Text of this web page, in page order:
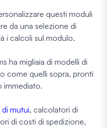
questi moduli
da una selezione di
i calcoli sul modulo.
ha migliaia di modelli di
come quelli sopra, pronti
immediato.
mutui, calcolatori di
di costi di spedizione,